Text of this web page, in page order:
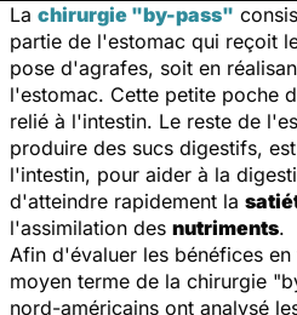
La chirurgie "by-pass"
partie de l'estomac qui reçoit
pose d'agrafes, soit en
l'estomac. Cette petite poche
relié à l'intestin. Le reste de
produire des sucs digestifs,
l'intestin, pour aider à la
d'atteindre rapidement la
l'assimilation des nutriments.
Afin d'évaluer les bénéfices en
moyen terme de la chirurgie
nord-américains ont analysé